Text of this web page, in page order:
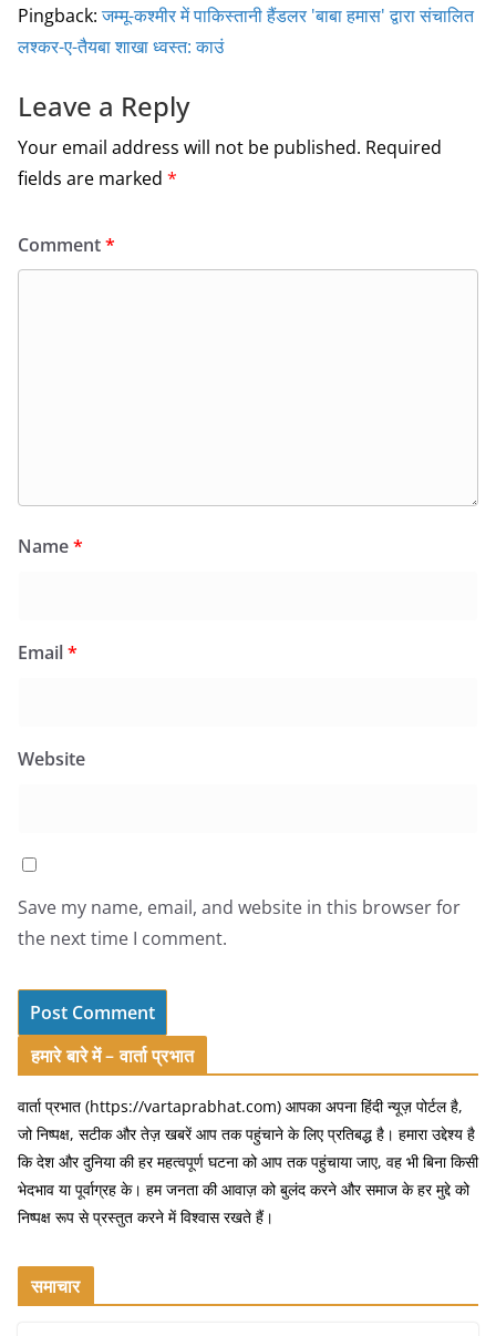
Pingback:जम्मू-कश्मीर में पाकिस्तानी हैंडलर 'बाबा हमास' द्वारा संचालित
लश्कर-ए-तैयबा शाखा ध्वस्त: काउं
Leave a Reply
Your email address will not be published. Required
fields are marked *
Comment*
Name*
Email*
Website
Save my name, email, and website in this browser for
the next time I comment.
हमारे बारे में – वार्ता प्रभात
वार्ता प्रभात (https://vartaprabhat.com) आपका अपना हिंदी न्यूज़ पोर्टल है,
जो निष्पक्ष, सटीक और तेज़ खबरें आप तक पहुंचाने के लिए प्रतिबद्ध है। हमारा उद्देश्य है
कि देश और दुनिया की हर महत्वपूर्ण घटना को आप तक पहुंचाया जाए, वह भी बिना किसी
भेदभाव या पूर्वाग्रह के। हम जनता की आवाज़ को बुलंद करने और समाज के हर मुद्दे को
निष्पक्ष रूप से प्रस्तुत करने में विश्वास रखते हैं।
समाचार